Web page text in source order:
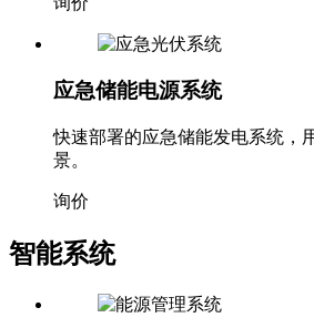
应急储能电源系统
快速部署的应急储能发电系统，
景。
询价
智能系统